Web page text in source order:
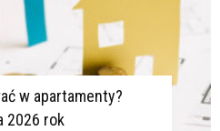
w apartamenty?
2026 rok